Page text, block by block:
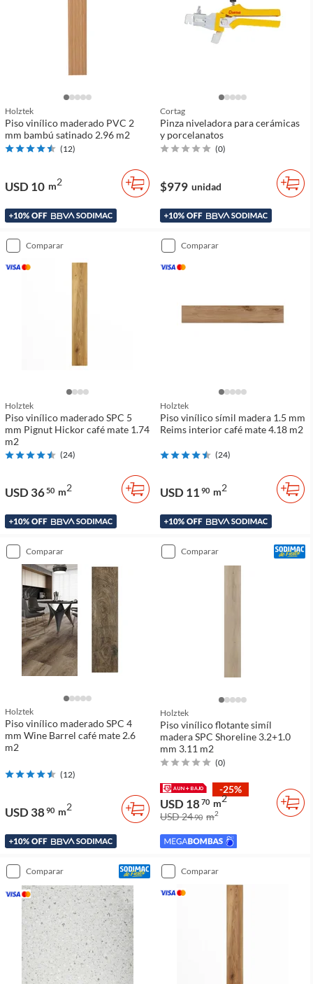
Holztek
Piso vinílico maderado PVC 2
mm bambú satinado 2.96 m2
(12)
USD 10 m2
Cortag
Pinza niveladora para cerámicas
y porcelanatos
(0)
$979 unidad
comparar
Holztek
Piso vinílico maderado SPC 5
mm Pignut Hickor café mate 1.74
m2
(24)
USD 3650 m2
comparar
Holztek
Piso vinílico símil madera 1.5 mm
Reims interior café mate 4.18 m2
(24)
USD 11 90 m2
comparar
Holztek
Piso vinílico maderado SPC 4
mm Wine Barrel café mate 2.6
m2
(12)
USD 3890 m2
comparar
Holztek
Piso vinílico flotante simíl
madera SPC Shoreline 3.2+1.0
mm 3.11 m2
(0)
-25%
USD 1870 m2
USD 2490 m2
comparar comparar